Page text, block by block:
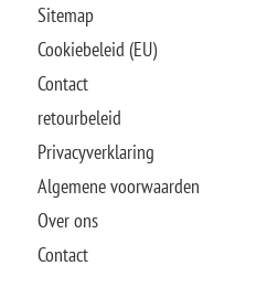
Sitemap
Cookiebeleid (EU)
Contact
retourbeleid
Privacyverklaring
Algemene voorwaarden
Over ons
Contact